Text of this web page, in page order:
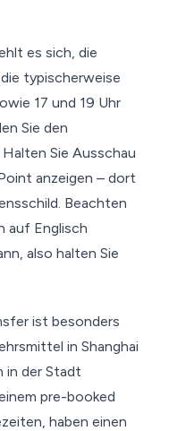
es sich, die
typischerweise
17 und 19 Uhr
Sie den
Sie Ausschau
anzeigen – dort
Beachten
auf Englisch
also halten Sie
ist besonders
in Shanghai
in der Stadt
pre-booked
haben einen